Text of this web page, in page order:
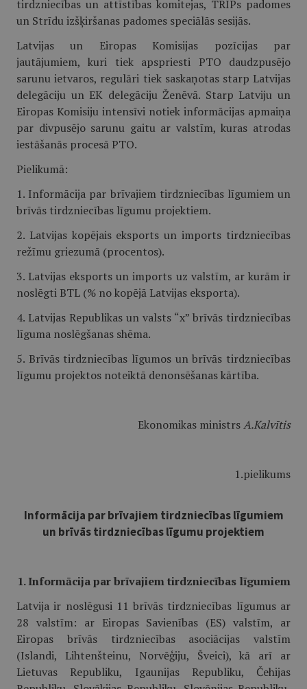
tirdzniecības un attīstības komitejas, TRIPs padomes
un Strīdu izšķiršanas padomes speciālās sesijās.
Latvijas un Eiropas Komisijas pozīcijas par
jautājumiem, kuri tiek apspriesti PTO daudzpusējo
sarunu ietvaros, regulāri tiek saskaņotas starp Latvijas
delegāciju un EK delegāciju Ženēvā. Starp Latviju un
Eiropas Komisiju intensīvi notiek informācijas apmaiņa
par divpusējo sarunu gaitu ar valstīm, kuras atrodas
iestāšanās procesā PTO.
Pielikumā:
1. Informācija par brīvajiem tirdzniecības līgumiem un
brīvās tirdzniecības līgumu projektiem.
2. Latvijas kopējais eksports un imports tirdzniecības
režīmu griezumā (procentos).
3. Latvijas eksports un imports uz valstīm, ar kurām ir
noslēgti BTL (% no kopējā Latvijas eksporta).
4. Latvijas Republikas un valsts “x” brīvās tirdzniecības
līguma noslēgšanas shēma.
5. Brīvās tirdzniecības līgumos un brīvās tirdzniecības
līgumu projektos noteiktā denonsēšanas kārtība.
Ekonomikas ministrsA.Kalvītis
1.pielikums
Informācija par brīvajiem tirdzniecības līgumiem
un brīvās tirdzniecības līgumu projektiem
1. Informācija par brīvajiem tirdzniecības līgumiem
Latvija ir noslēgusi 11 brīvās tirdzniecības līgumus ar
28 valstīm: ar Eiropas Savienības (ES) valstīm, ar
Eiropas brīvās tirdzniecības asociācijas valstīm
(Islandi, Lihtenšteinu, Norvēģiju, Šveici), kā arī ar
Lietuvas Republiku, Igaunijas Republiku, Čehijas